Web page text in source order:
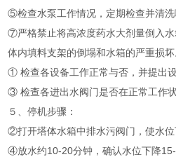
⑤检查水泵工作情况，定期检查并清洗
⑦严格禁止将高浓度药水大剂量倒入
体内填料支架的倒塌和水箱的严重损坏
① 检查各设备工作正常与否，并提出
③ 检查各进出水阀门是否在正常工作
５、停机步骤：
②打开塔体水箱中排水污阀门，使水
④放水约10-20分钟，确认水位下降15-